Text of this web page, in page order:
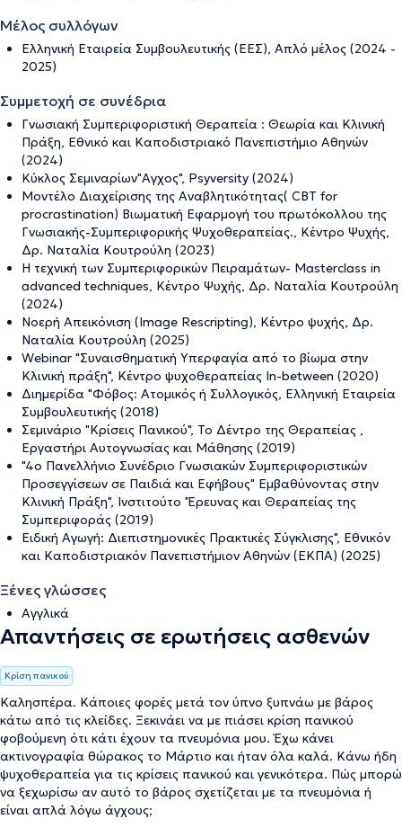
Μέλος συλλόγων
Ελληνική Εταιρεία Συμβουλευτικής (ΕΕΣ), Απλό μέλος (2024 -
2025)
Συμμετοχή σε συνέδρια
Γνωσιακή Συμπεριφοριστική Θεραπεία : Θεωρία και Κλινική
Πράξη, Εθνικό και Καποδιστριακό Πανεπιστήμιο Αθηνών
(2024)
Κύκλος Σεμιναρίων"Αγχος", Psyversity (2024)
Μοντέλο Διαχείρισης της Αναβλητικότητας( CBT for
procrastination) Βιωματική Εφαρμογή του πρωτόκολλου της
Γνωσιακής-Συμπεριφορικής Ψυχοθεραπείας., Κέντρο Ψυχής,
Δρ. Ναταλία Κουτρούλη (2023)
Η τεχνική των Συμπεριφορικών Πειραμάτων- Masterclass in
advanced techniques, Κέντρο Ψυχής, Δρ. Ναταλία Κουτρούλη
(2024)
Νοερή Απεικόνιση (Image Rescripting), Κέντρο ψυχής, Δρ.
Ναταλία Κουτρούλη (2025)
Webinar "Συναισθηματική Υπερφαγία από το βίωμα στην
Κλινική πράξη", Κέντρο ψυχοθεραπείας In-between (2020)
Διημερίδα "Φόβος: Ατομικός ή Συλλογικός, Ελληνική Εταιρεία
Συμβουλευτικής (2018)
Σεμινάριο "Κρίσεις Πανικού", Το Δέντρο της Θεραπείας ,
Εργαστήρι Αυτογνωσίας και Μάθησης (2019)
"4ο Πανελλήνιο Συνέδριο Γνωσιακών Συμπεριφοριστικών
Προσεγγίσεων σε Παιδιά και Εφήβους" Εμβαθύνοντας στην
Κλινική Πράξη", Ινστιτούτο 'Έρευνας και Θεραπείας της
Συμπεριφοράς (2019)
Ειδική Αγωγή: Διεπιστημονικές Πρακτικές Σύγκλισης", Εθνικόν
και Καποδιστριακόν Πανεπιστήμιον Αθηνών (ΕΚΠΑ) (2025)
Ξένες γλώσσες
Αγγλικά
Απαντήσεις σε ερωτήσεις ασθενών
Κρίση πανικού
Καλησπέρα. Κάποιες φορές μετά τον ύπνο ξυπνάω με βάρος
κάτω από τις κλείδες. Ξεκινάει να με πιάσει κρίση πανικού
φοβούμενη ότι κάτι έχουν τα πνευμόνια μου. Έχω κάνει
ακτινογραφία θώρακος το Μάρτιο και ήταν όλα καλά. Κάνω ήδη
ψυχοθεραπεία για τις κρίσεις πανικού και γενικότερα. Πώς μπορώ
να ξεχωρίσω αν αυτό το βάρος σχετίζεται με τα πνευμόνια ή
είναι απλά λόγω άγχους;